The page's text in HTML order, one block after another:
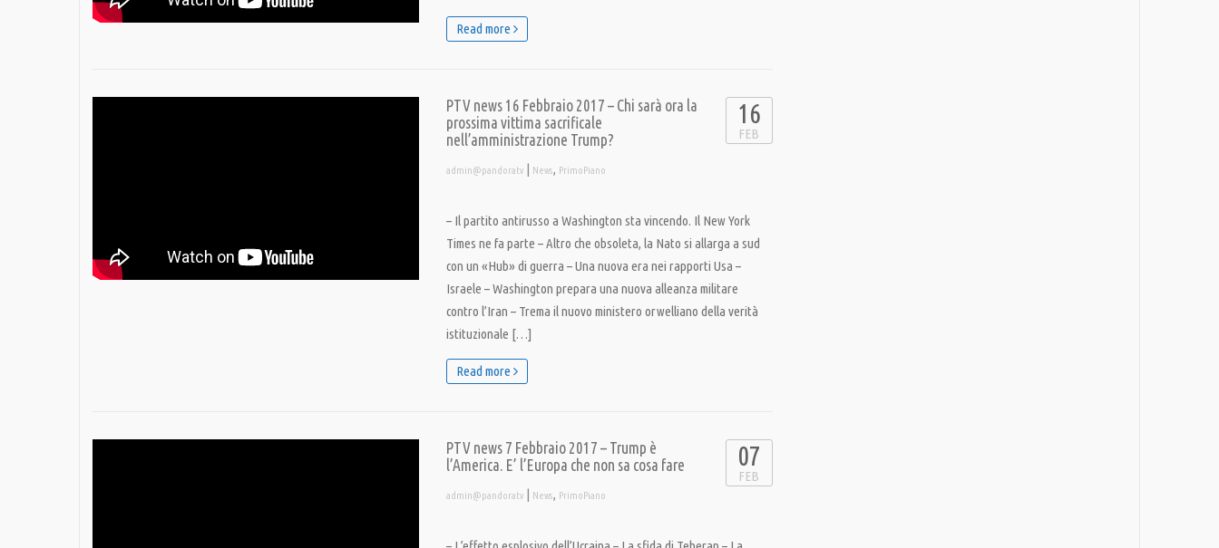
Read more
PTV news 16 Febbraio 2017 – Chi sarà ora la
prossima vittima sacrificale
nell’amministrazione Trump?
admin@pandoratv | News, PrimoPiano
16
FEB
– Il partito antirusso a Washington sta vincendo. Il New York
Times ne fa parte – Altro che obsoleta, la Nato si allarga a sud
con un «Hub» di guerra – Una nuova era nei rapporti Usa –
Israele – Washington prepara una nuova alleanza militare
contro l’Iran – Trema il nuovo ministero orwelliano della verità
istituzionale […]
Read more
PTV news 7 Febbraio 2017 – Trump è
l’America. E’ l’Europa che non sa cosa fare
admin@pandoratv | News, PrimoPiano
07
FEB